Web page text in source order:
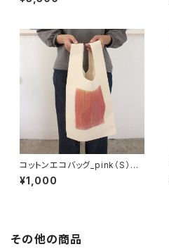
コットンエコバッグ_pink（S）／
高橋潤
¥1,000
その他の商品